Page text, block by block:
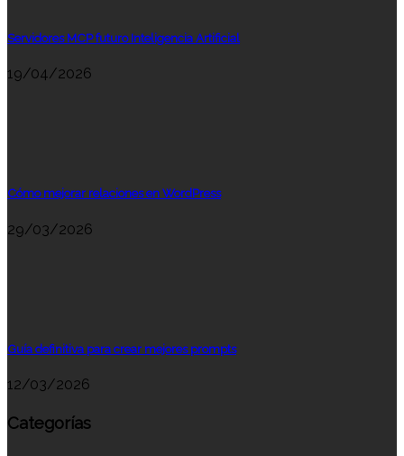
Servidores MCP futuro Inteligencia Artificial
19/04/2026
Cómo mejorar relaciones en WordPress
29/03/2026
Guía definitiva para crear mejores prompts
12/03/2026
Categorías